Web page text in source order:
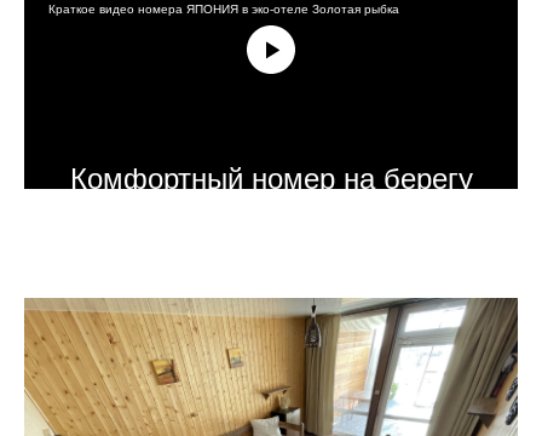
Комфортный номер на берегу
Краткое видео номера ЯПОНИЯ в эко-отеле Золотая рыбка